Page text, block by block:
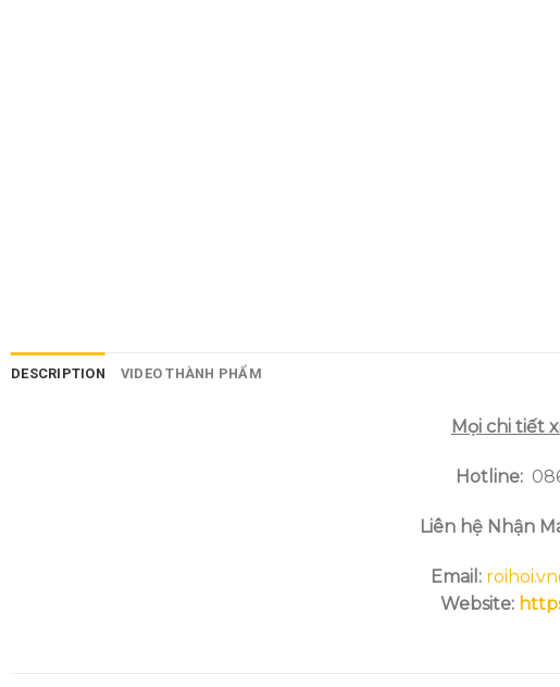
DESCRIPTION VIDEO THÀNH PHẨM
Mọi chi tiết
Hotline:
Liên hệ Nhận
Email:
Website: